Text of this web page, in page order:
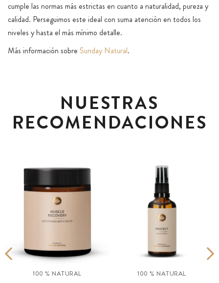
cumple las normas más estrictas en cuanto a naturalidad, pureza y
calidad. Perseguimos este ideal con suma atención en todos los
niveles y hasta el más mínimo detalle.
Más información sobre Sunday Natural.
NUESTRAS
RECOMENDACIONES
100 % NATURAL 100 % NATURAL